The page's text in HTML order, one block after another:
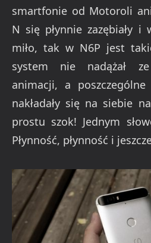
smartfonie od Motoroli
N się płynnie zazębiały i
miło, tak w N6P jest
system nie nadążał
animacji, a
nakładały się na siebie
prostu szok! Jednym
Płynność, płynność i